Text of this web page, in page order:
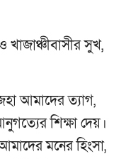
খাজাঞ্চীবাসীর সুখ,
আমাদের ত্যাগ,
শিক্ষা দেয়।
মনের হিংসা,